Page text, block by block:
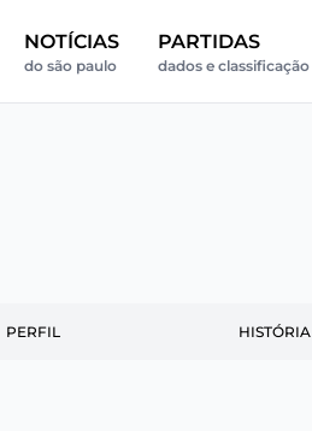
NOTÍCIAS
do são paulo
PARTIDAS
dados e classificação
PERFIL HISTÓRIA